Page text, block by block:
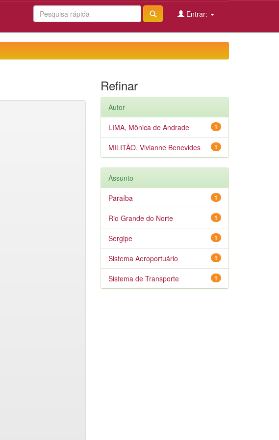
Entrar:
Refinar
Autor
1
LIMA, Mônica de Andrade
1
MILITÃO, Vivianne Benevides
Assunto
1
Paraíba
1
Rio Grande do Norte
1
Sergipe
1
Sistema Aeroportuário
1
Sistema de Transporte